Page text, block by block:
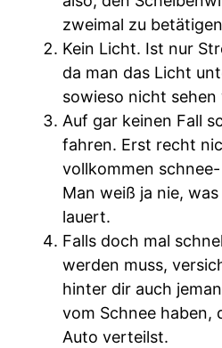
zweimal zu
Kein Licht. Ist nur
da man das Licht
sowieso nicht sehen
Auf gar keinen Fall
fahren. Erst recht
vollkommen
Man weiß ja nie,
lauert.
Falls doch mal
werden muss,
hinter dir auch
vom Schnee haben,
Auto verteilst.